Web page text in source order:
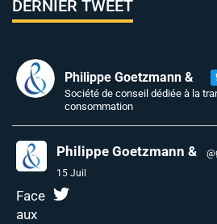
DERNIER TWEET
Philippe Goetzmann &
Société de conseil dédiée à la
consommation
Philippe Goetzmann &
15 Juil
Face
aux